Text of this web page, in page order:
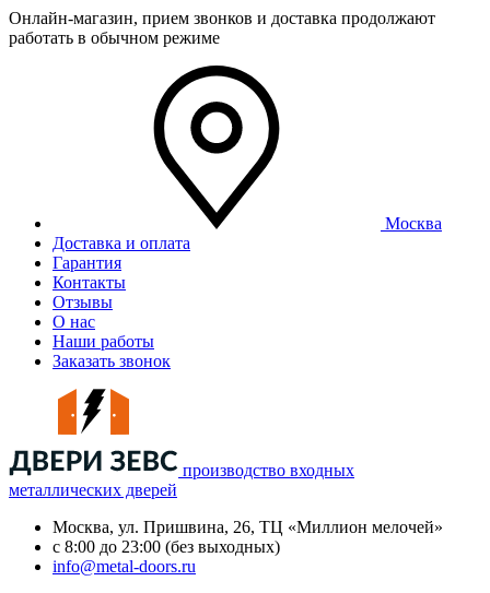
Онлайн-магазин, прием звонков и доставка продолжают
работать в обычном режиме
Москва
Доставка и оплата
Гарантия
Контакты
Отзывы
О нас
Наши работы
Заказать звонок
производство входных
металлических дверей
Москва, ул. Пришвина, 26, ТЦ «Миллион мелочей»
с 8:00 до 23:00 (без выходных)
info@metal-doors.ru